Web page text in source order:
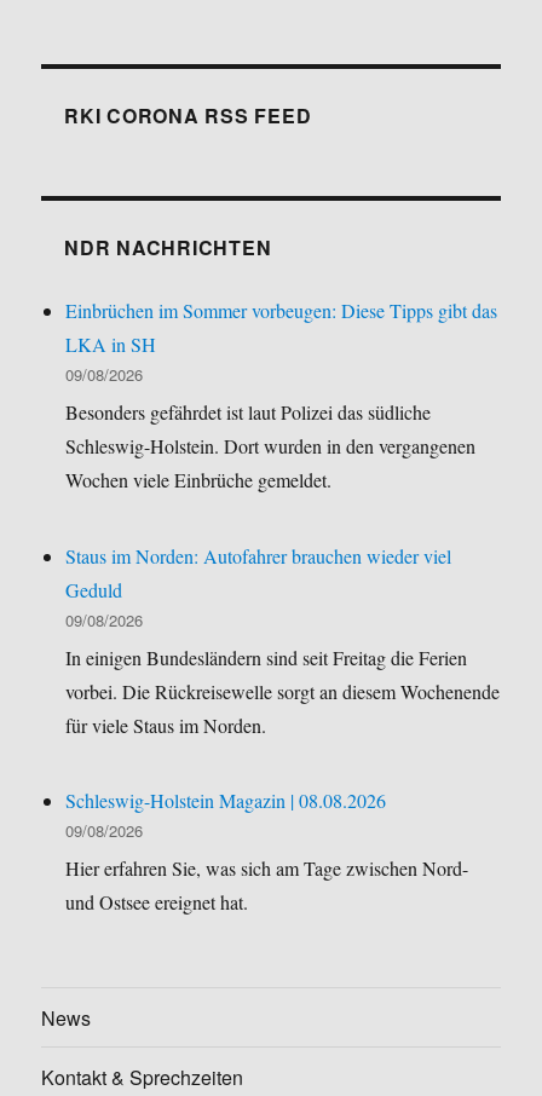
RKI CORONA RSS FEED
NDR NACHRICHTEN
Einbrüchen im Sommer vorbeugen: Diese Tipps gibt das
LKA in SH
09/08/2026
Besonders gefährdet ist laut Polizei das südliche
Schleswig-Holstein. Dort wurden in den vergangenen
Wochen viele Einbrüche gemeldet.
Staus im Norden: Autofahrer brauchen wieder viel
Geduld
09/08/2026
In einigen Bundesländern sind seit Freitag die Ferien
vorbei. Die Rückreisewelle sorgt an diesem Wochenende
für viele Staus im Norden.
Schleswig-Holstein Magazin | 08.08.2026
09/08/2026
Hier erfahren Sie, was sich am Tage zwischen Nord-
und Ostsee ereignet hat.
News
Kontakt & Sprechzeiten